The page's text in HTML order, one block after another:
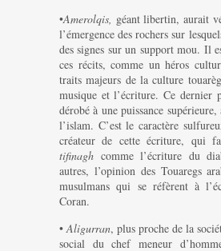
•Amerolqis, géant libertin, aurait
l’émergence des rochers sur
des signes sur un support mou. Il
ces récits, comme un héros
traits majeurs de la culture
musique et l’écriture. Ce dernier
dérobé à une puissance
l’islam. C’est le caractère
créateur de cette écriture, qui
tifinagh comme l’écriture du
autres, l’opinion des Touaregs
musulmans qui se réfèrent à
Coran.
•Aligurran, plus proche de la
social du chef meneur